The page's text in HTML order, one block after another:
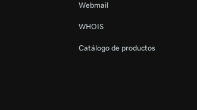
Webmail
WHOIS
Catálogo de productos